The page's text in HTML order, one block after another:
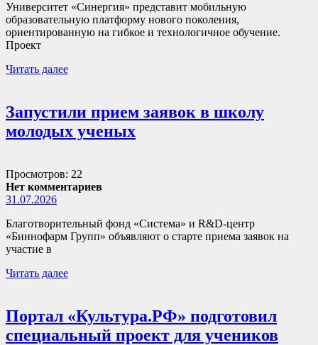
Университет «Синергия» представит мобильную
образовательную платформу нового поколения,
ориентированную на гибкое и технологичное обучение.
Проект
Читать далее
Запустили прием заявок в школу
молодых ученых
Просмотров: 22
Нет комментариев
31.07.2026
Благотворительный фонд «Система» и R&D-центр
«Биннофарм Групп» объявляют о старте приема заявок на
участие в
Читать далее
Портал «Культура.РФ» подготовил
специальный проект для учеников